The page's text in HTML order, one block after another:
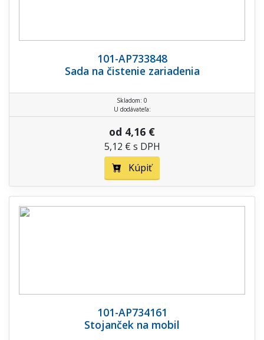
101-AP733848
Sada na čistenie zariadenia
Skladom: 0
U dodávateľa:
od 4,16 €
5,12 € s DPH
Kúpiť
101-AP734161
Stojanček na mobil